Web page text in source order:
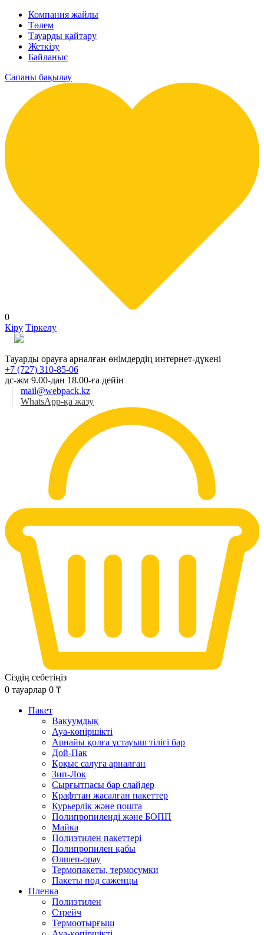
Компания жайлы
Төлем
Тауарды қайтару
Жеткізу
Байланыс
Сапаны бақылау
0
Кіру Тіркелу
Тауарды орауға арналған өнімдердің интернет-дүкені
+7 (727) 310-85-06
дс-жм 9.00-дан 18.00-ға дейін
mail@webpack.kz
WhatsApp-қа жазу
Сіздің себетіңіз
0 тауарлар 0 ₸
Пакет
Вакуумдық
Ауа-көпіршікті
Арнайы қолға ұстауыш тілігі бар
Дой-Пак
Қоқыс салуға арналған
Зип-Лок
Сырғытпасы бар слайдер
Крафттан жасалған пакеттер
Курьерлік және пошта
Полипропиленді және БОПП
Майка
Полиэтилен пакеттері
Полипропилен қабы
Өлшеп-орау
Термопакеты, термосумки
Пакеты под саженцы
Пленка
Полиэтилен
Стрейч
Термоотырғыш